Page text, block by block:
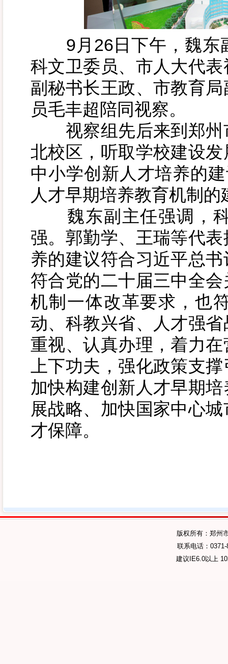
9月26日下午，魏东
科文卫委员、市人大代
副秘书长王政、市教育
员毛丰超陪同视察。
视察组先后来到郑州
北校区，听取学校建设
中小学创新人才培养的
人才早期培养教育机制
魏东副主任强调，科
强。郭勤学、王瑞等代
养的建议符合习近平总
符合党的二十届三中全
机制一体改革要求，也
动、科教兴省、人才强
重视、认真办理，着力
上下功夫，强化政策支
加快构建创新人才早期
展战略、加快国家中心
才保障。
版权所有：郑州
联系电话：
建议IE6.0以上